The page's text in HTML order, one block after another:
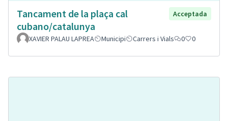
Tancament de la plaça cal
cubano/catalunya
Acceptada
XAVIER PALAU LAPREA Municipi Carrers i Vials 0 0